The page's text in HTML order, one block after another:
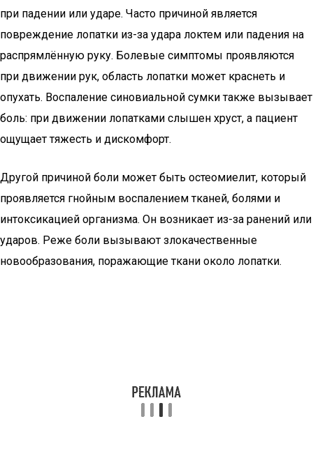
при падении или ударе. Часто причиной является
повреждение лопатки из-за удара локтем или падения на
распрямлённую руку. Болевые симптомы проявляются
при движении рук, область лопатки может краснеть и
опухать. Воспаление синовиальной сумки также вызывает
боль: при движении лопатками слышен хруст, а пациент
ощущает тяжесть и дискомфорт.
Другой причиной боли может быть остеомиелит, который
проявляется гнойным воспалением тканей, болями и
интоксикацией организма. Он возникает из-за ранений или
ударов. Реже боли вызывают злокачественные
новообразования, поражающие ткани около лопатки.